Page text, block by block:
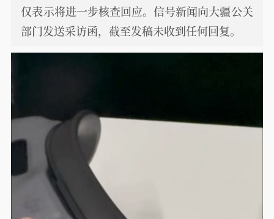
仅表示将进一步核查回应。信号新闻向大疆公关
部门发送采访函，截至发稿未收到任何回复。